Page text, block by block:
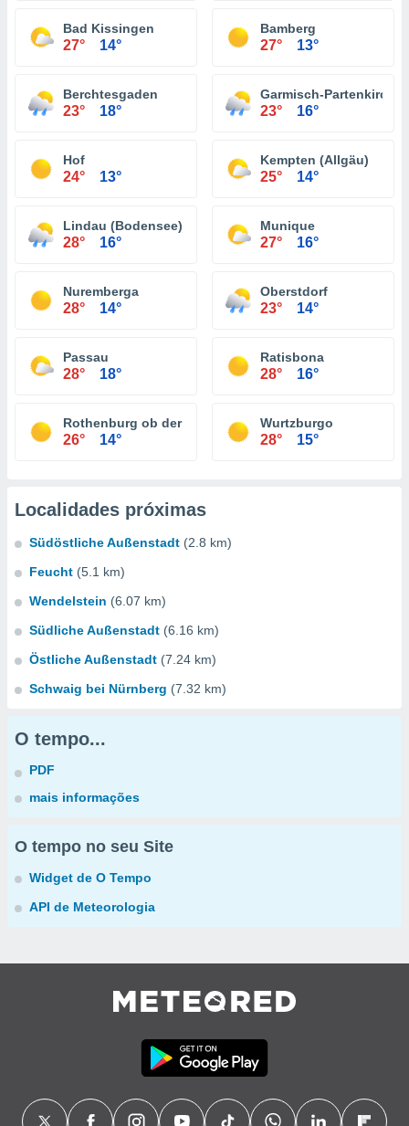
Bad Kissingen
27° 14°
Bamberg
27° 13°
Berchtesgaden
23° 18°
Garmisch-
23° 16°
Hof
24° 13°
Kempten (Allgäu)
25° 14°
Lindau (Bodensee)
28° 16°
Munique
27° 16°
Nuremberga
28° 14°
Oberstdorf
23° 14°
Passau
28° 18°
Ratisbona
28° 16°
Rothenburg ob der Tauber
26° 14°
Wurtzburgo
28° 15°
Localidades próximas
Südöstliche Außenstadt (2.8 km)
Feucht (5.1 km)
Wendelstein (6.07 km)
Südliche Außenstadt (6.16 km)
Östliche Außenstadt (7.24 km)
Schwaig bei Nürnberg (7.32 km)
O tempo...
PDF
mais informações
O tempo no seu Site
Widget de O Tempo
API de Meteorologia